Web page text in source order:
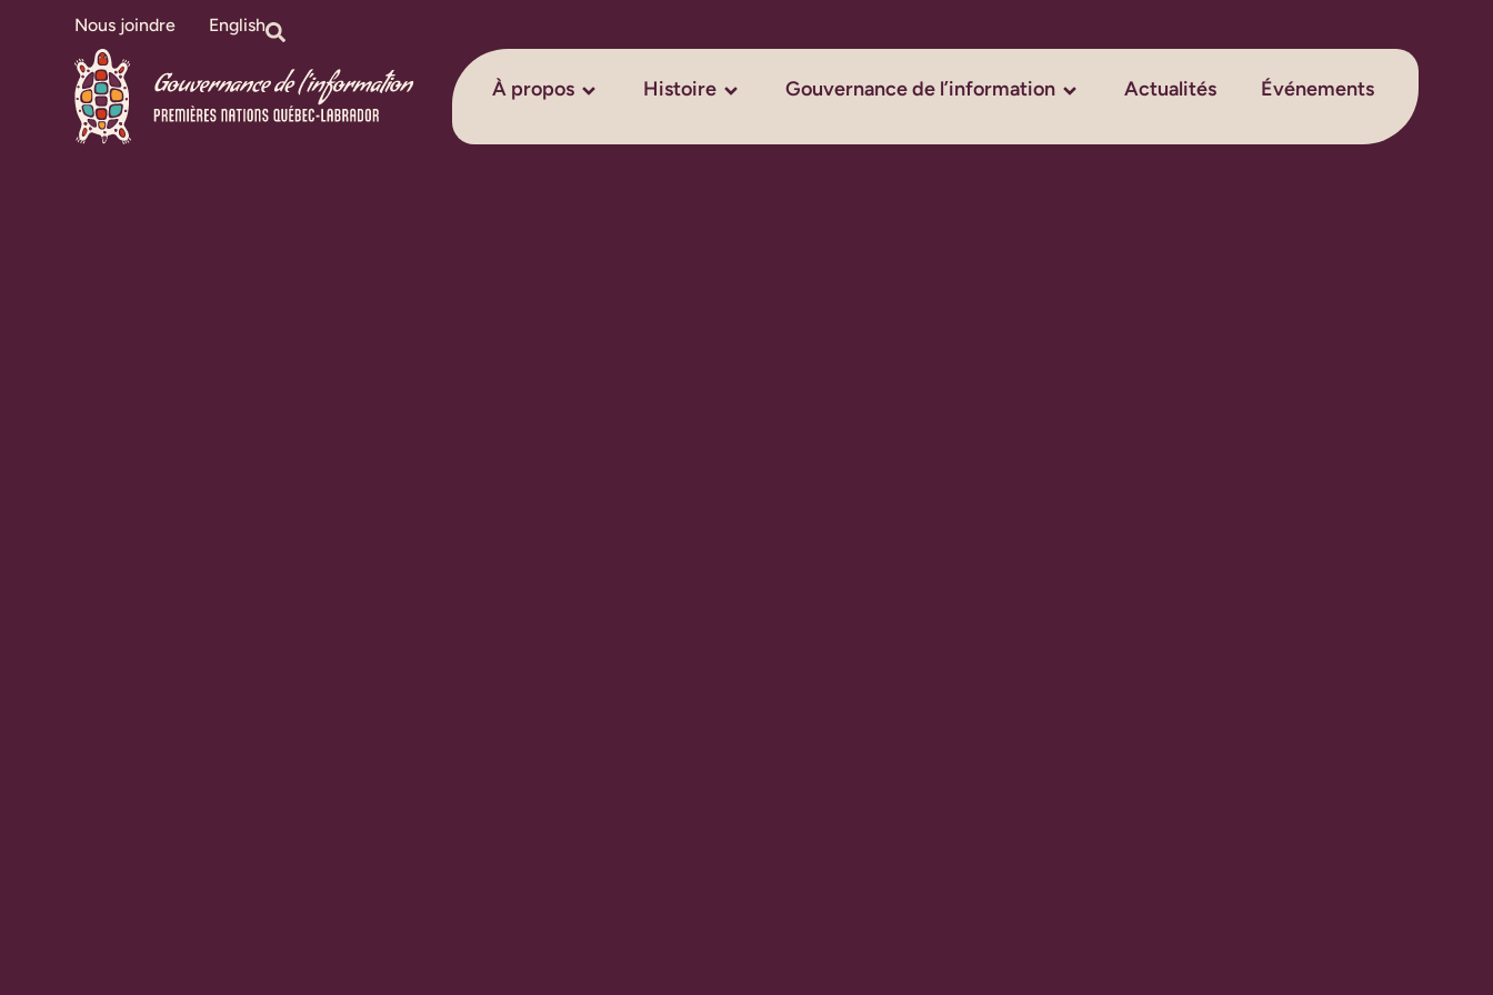
Nous joindre English
À propos Histoire Gouvernance de l’information Actualités Événements